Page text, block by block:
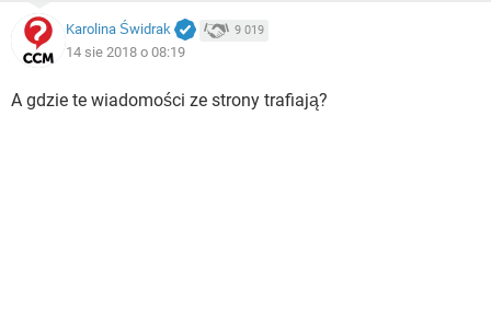
Karolina Świdrak 9 019
14 sie 2018 o 08:19
A gdzie te wiadomości ze strony trafiają?